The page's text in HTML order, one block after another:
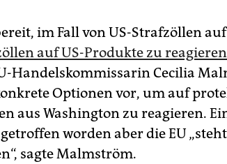
im Fall von US-Strafzöllen
auf US-Produkte zu
Handelskommissarin Cecilia
Optionen vor, um auf
aus Washington zu reagieren.
worden aber die EU
sagte Malmström.